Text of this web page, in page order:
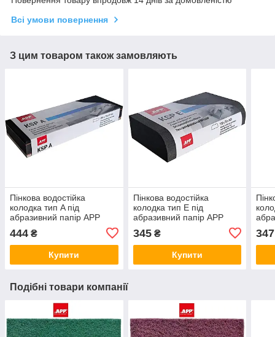
Всі умови повернення
З цим товаром також замовляють
Пінкова водостійка
колодка тип A під
абразивний папір APP
444 ₴
Купити
Пінкова водостійка
колодка тип E під
абразивний папір APP
345₴
Купити
347
Подібні товари компанії